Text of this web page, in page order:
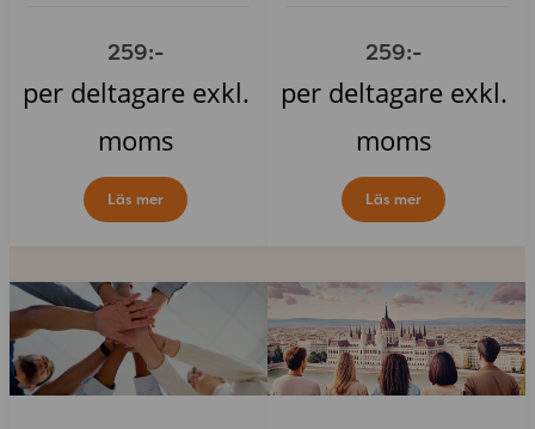
259:-
per deltagare exkl.
moms
Läs mer
259:-
per deltagare exkl.
moms
Läs mer